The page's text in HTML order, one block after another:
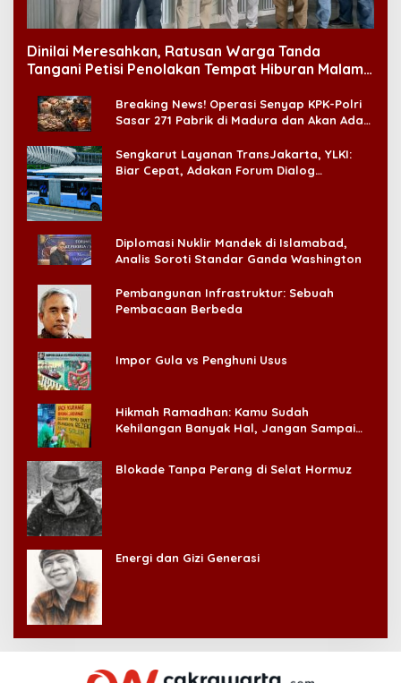
Dinilai Meresahkan, Ratusan Warga Tanda
Tangani Petisi Penolakan Tempat Hiburan Malam
Breaking News! Operasi Senyap KPK-Polri
Sasar 271 Pabrik di Madura dan Akan Ada
Sengkarut Layanan TransJakarta, YLKI:
Biar Cepat, Adakan Forum Dialog
Diplomasi Nuklir Mandek di Islamabad,
Analis Soroti Standar Ganda Washington
Pembangunan Infrastruktur: Sebuah
Pembacaan Berbeda
Impor Gula vs Penghuni Usus
Hikmah Ramadhan: Kamu Sudah
Kehilangan Banyak Hal, Jangan Sampai
Blokade Tanpa Perang di Selat Hormuz
Energi dan Gizi Generasi